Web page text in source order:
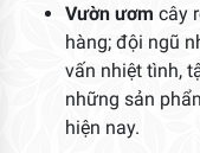
Vườn ươm cây
hàng; đội ngũ
vấn nhiệt tình,
những sản
hiện nay.